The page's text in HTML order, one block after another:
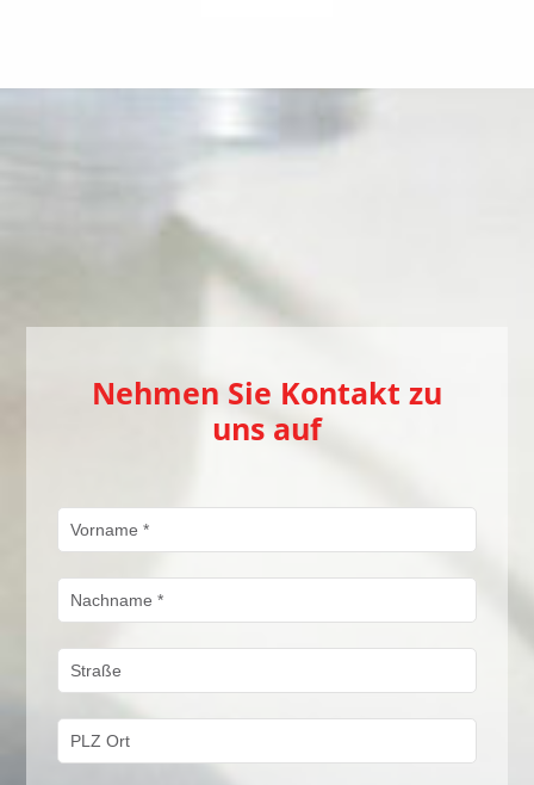
Nehmen Sie Kontakt zu
uns auf